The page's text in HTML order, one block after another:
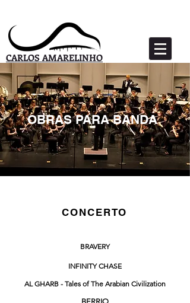
CARLOS AMARELINHO
OBRAS PARA BANDA
CONCERTO
BRAVERY
INFINITY CHASE
AL GHARB - Tales of The Arabian Civilization